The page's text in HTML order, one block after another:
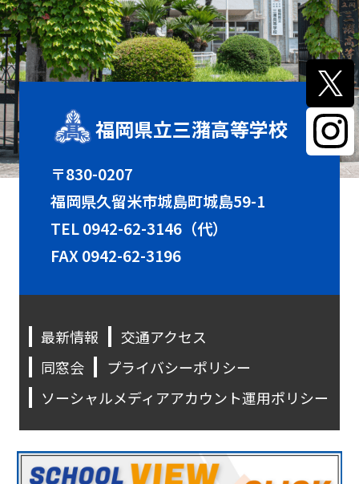
福岡県立三潴高等学校
〒830-0207
福岡県久留米市城島町城島59-1
TEL0942-62-3146（代）
FAX 0942-62-3196
最新情報
交通アクセス
同窓会
プライバシーポリシー
ソーシャルメディアアカウント運用ポリシー